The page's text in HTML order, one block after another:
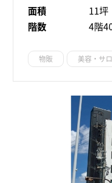
面積
11坪
階数
4階
物販 美容・サ